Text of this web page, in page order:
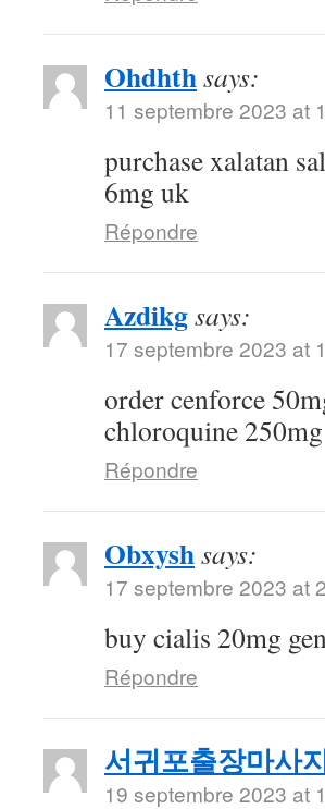
Ohdhthsays:
11 septembre 2023 at
purchase xalatan
6mg uk
Répondre
Azdikgsays:
17 septembre 2023 at
order cenforce
chloroquine 250mg
Répondre
Obxyshsays:
17 septembre 2023 at
buy cialis 20mg
Répondre
서귀포출장마사
19 septembre 2023 at